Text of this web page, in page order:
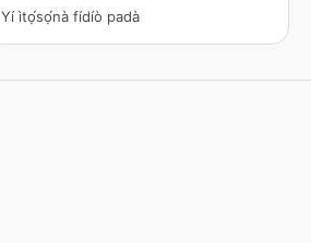
Yí ìtọ́sọ́nà fídíò padà